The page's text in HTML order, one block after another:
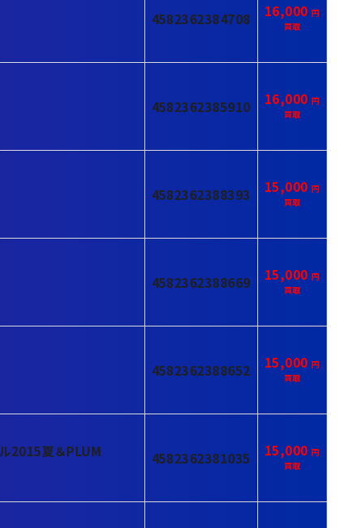
4582362384708 16,000
4582362385910 16,000
4582362388393 15,000
4582362388669 15,000
4582362388652 15,000
2015夏＆PLUM
4582362381035 15,000